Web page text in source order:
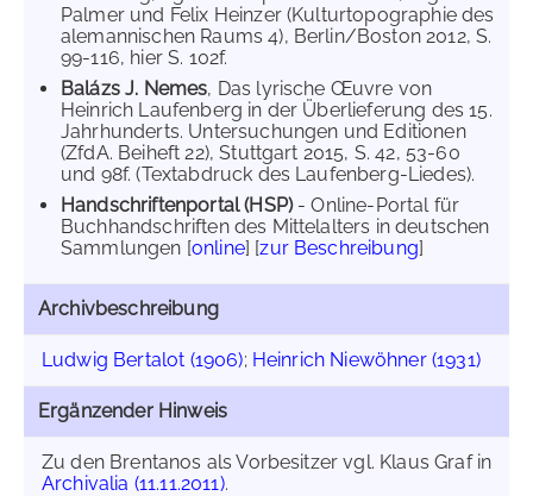
Palmer und Felix Heinzer (Kulturtopographie des
alemannischen Raums 4), Berlin/Boston 2012, S.
99-116, hier S. 102f.
Balázs J. Nemes, Das lyrische Œuvre von
Heinrich Laufenberg in der Überlieferung des 15.
Jahrhunderts. Untersuchungen und Editionen
(ZfdA. Beiheft 22), Stuttgart 2015, S. 42, 53-60
und 98f. (Textabdruck des Laufenberg-Liedes).
Handschriftenportal (HSP)- Online-Portal für
Buchhandschriften des Mittelalters in deutschen
Sammlungen [online] [zur Beschreibung]
Archivbeschreibung
Ludwig Bertalot (1906); Heinrich Niewöhner (1931)
Ergänzender Hinweis
Zu den Brentanos als Vorbesitzer vgl. Klaus Graf in
Archivalia (11.11.2011).